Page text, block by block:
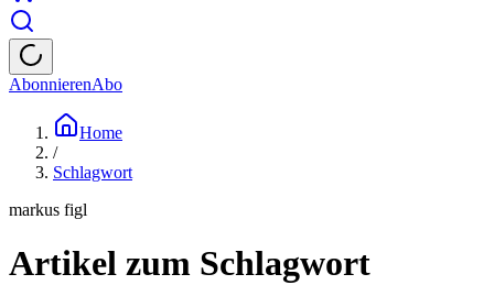
AbonnierenAbo
Home
/
Schlagwort
markus figl
Artikel zum Schlagwort